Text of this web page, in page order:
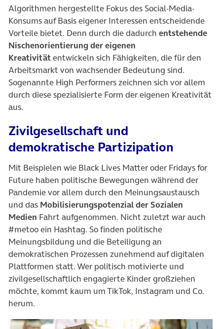
Algorithmen hergestellte Fokus des Social-Media-
Konsums auf Basis eigener Interessen entscheidende
Vorteile bietet. Denn durch die dadurch entstehende
Nischenorientierung der eigenen
Kreativitätentwickeln sich Fähigkeiten, die für den
Arbeitsmarkt von wachsender Bedeutung sind.
Sogenannte High Performers zeichnen sich vor allem
durch diese spezialisierte Form der eigenen Kreativität
aus.
Zivilgesellschaft und
demokratische Partizipation
Mit Beispielen wie Black Lives Matter oder Fridays for
Future haben politische Bewegungen während der
Pandemie vor allem durch den Meinungsaustausch
und das Mobilisierungspotenzial der Sozialen
Medien Fahrt aufgenommen. Nicht zuletzt war auch
#metoo ein Hashtag. So finden politische
Meinungsbildung und die Beteiligung an
demokratischen Prozessen zunehmend auf digitalen
Plattformen statt. Wer politisch motivierte und
zivilgesellschaftlich engagierte Kinder großziehen
möchte, kommt kaum um TikTok, Instagram und Co.
herum.